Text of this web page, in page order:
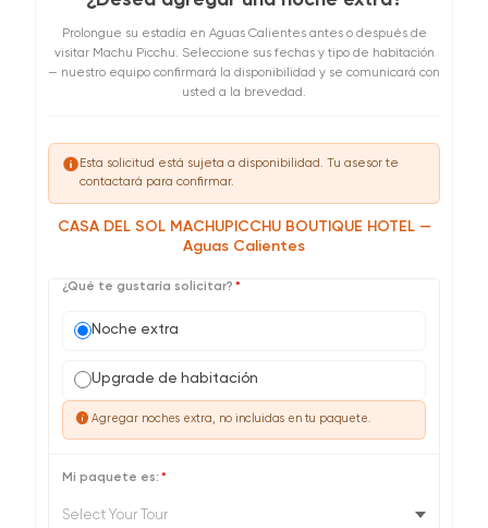
Prolongue su estadía en Aguas Calientes antes o después de
visitar Machu Picchu. Seleccione sus fechas y tipo de habitación
— nuestro equipo confirmará la disponibilidad y se comunicará con
usted a la brevedad.
infoEsta solicitud está sujeta a disponibilidad. Tu asesor te
contactará para confirmar.
CASA DEL SOL MACHUPICCHU BOUTIQUE HOTEL —
Aguas Calientes
¿Qué te gustaría solicitar? *
Noche extra
Upgrade de habitación
info Agregar noches extra, no incluidas en tu paquete.
Mi paquete es: *